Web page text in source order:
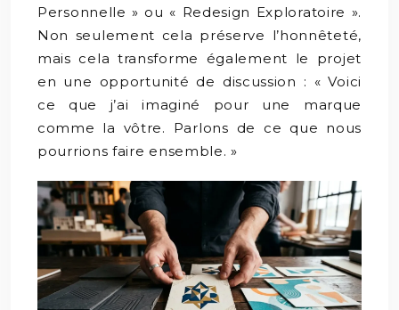
Personnelle » ou « Redesign Exploratoire ».
Non seulement cela préserve l’honnêteté,
mais cela transforme également le projet
en une opportunité de discussion : « Voici
ce que j’ai imaginé pour une marque
comme la vôtre. Parlons de ce que nous
pourrions faire ensemble. »